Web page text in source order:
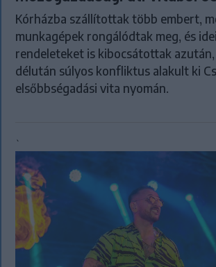
Kórházba szállítottak több embert,
munkagépek rongálódtak meg, és
rendeleteket is kibocsátottak
délután súlyos konfliktus alakult ki
elsőbbségadási vita nyomán.
`